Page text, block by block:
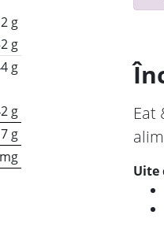
g
g
g
g
7 g
Eat
Uite